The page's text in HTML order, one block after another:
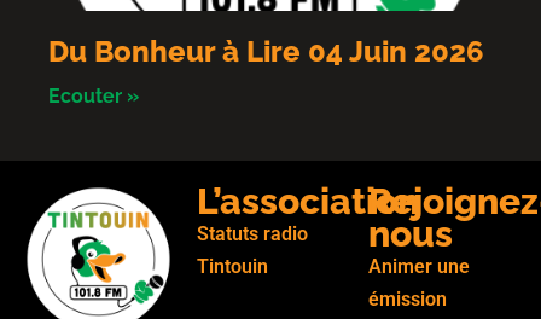
Du Bonheur à Lire 04 Juin 2026
Ecouter »
L’association
Statuts radio
Tintouin
nous
Animer une
émission